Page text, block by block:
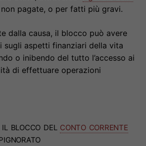
pagate, o per fatti più gravi.
dalla causa, il blocco può avere
aspetti finanziari della vita
o inibendo del tutto l’accesso ai
di effettuare operazioni
il blocco del conto corrente